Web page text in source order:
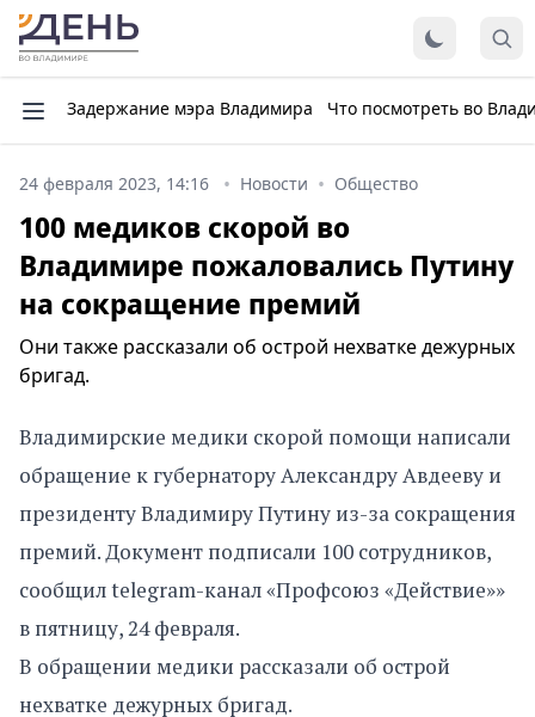
Задержание мэра Владимира Что посмотреть во
24 февраля 2023, 14:16 Новости Общество
100 медиков скорой во
Владимире пожаловались Путину
на сокращение премий
Они также рассказали об острой нехватке дежурных
бригад.
Владимирские медики скорой помощи написали
обращение к губернатору Александру Авдееву и
президенту Владимиру Путину из-за сокращения
премий. Документ подписали 100 сотрудников,
сообщил telegram-канал «Профсоюз «Действие»»
в пятницу, 24 февраля.
В обращении медики рассказали об острой
нехватке дежурных бригад.